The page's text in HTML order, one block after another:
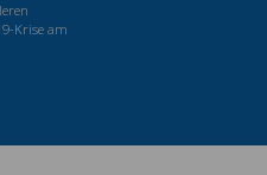
Krise am